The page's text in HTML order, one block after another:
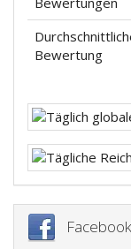
Bewertung